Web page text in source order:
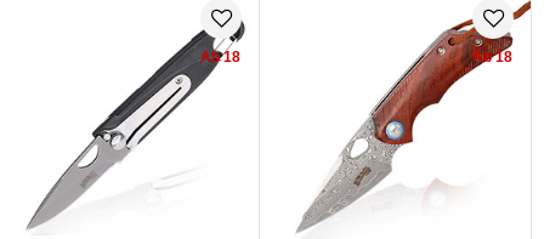
Ab 18 Ab 18